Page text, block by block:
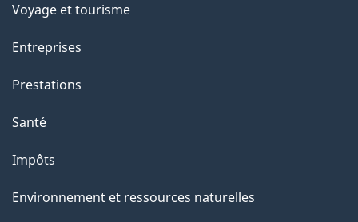
Voyage et tourisme
Entreprises
Prestations
Santé
Impôts
Environnement et ressources naturelles